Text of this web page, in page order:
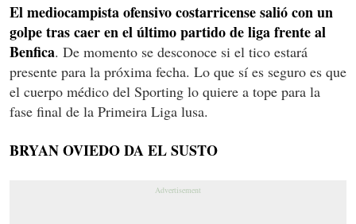
El mediocampista ofensivo costarricense salió con un
golpe tras caer en el último partido de liga frente al
Benfica. De momento se desconoce si el tico estará
presente para la próxima fecha. Lo que sí es seguro es que
el cuerpo médico del Sporting lo quiere a tope para la
fase final de la Primeira Liga lusa.
BRYAN OVIEDO DA EL SUSTO